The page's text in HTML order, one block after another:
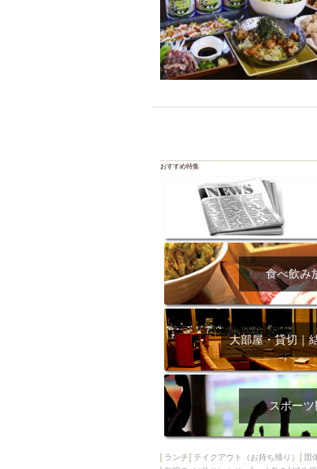
綺麗orお
クラフト
壺川駅周
おすすめ特集
食べ飲み
大部屋・貸切｜
スポーツ
ランチ テイクアウト（お持ち帰り） 団